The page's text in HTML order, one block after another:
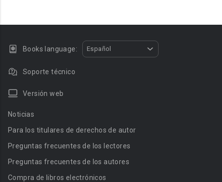
Books language: Español
Soporte técnico
Versión web
Noticias
Para los titulares de derechos de autor
Preguntas frecuentes de los lectores
Preguntas frecuentes de los autores
Compra de libros electrónicos